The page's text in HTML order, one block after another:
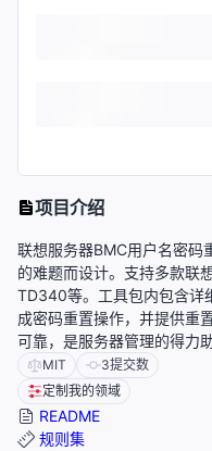
项目介绍
联想服务器BMC用户名密码
的难题而设计。支持多款联
TD340等。工具包内包含详
成密码重置操作，并提供重
可靠，是服务器管理的得力助
MIT 3提交数
定制我的领域
README
规则集